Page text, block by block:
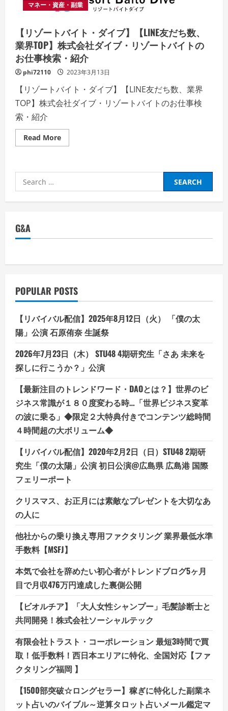
マネー・資産・副業
【リゾートバイト・ダイブ】【LINE友だち数、
業界TOP】株式会社ダイブ・リゾートバイトの
お仕事検索・紹介
phi72110 2023年3月13日
【リゾートバイト・ダイブ】【LINE友だち数、業界
TOP】株式会社ダイブ・リゾートバイトのお仕事検
索・紹介
Read MoreRead
more
ー
イ
ト・
友
業
株
式
会
ダ
イ
ブ・
リ
ゾ
ー
ト
バ
イ
ト
の
お
仕
事
検
索・
紹
介
Search
for:
G&A
POPULAR POSTS
【リバイバル配信】2025年8月12日（火） 「僕の太
陽」公演 石原侑奈 生誕祭
2026年7月23日（木） STU48 4期研究生「さあ 未来を
探しに行こうか？」公演
【最新注目のトレンドワード・DAOとは？】世界のビ
ジネス常識が１８０度変わる時…「世界ビジネス変革
の波に乗る」◆限定２大特典付きでコンテンツ総時間
４時間超の大ボリューム◆
【リバイバル配信】2020年2月2日（日）STU48 2期研
究生「僕の太陽」公演 初日公演@広島県 広島港 国際
フェリーポート
クリスマス、お正月には素敵なプレゼントを大切なあ
の人に
他社からの乗り換え専用ファクタリング 業界最低水準
手数料【MSFJ】
本気で会社を辞めたい初心者がトレンドブログ5ヶ月
目で月収476万円達成した裏側公開
【ビオルチア】「大人女性シャンプー」毛髪診断士と
共同開発！株式会社ソーシャルテック
有限会社トラスト・コーポレーション 最短3時間で買
取！低手数料！西日本エリアに特化、全国対応【ファ
クタリング福岡 】
【1500部突破☆ロングセラー】稼ぎに特化した副業ネ
ット占いのバイブル～逆算タロット占いメール鑑定マ